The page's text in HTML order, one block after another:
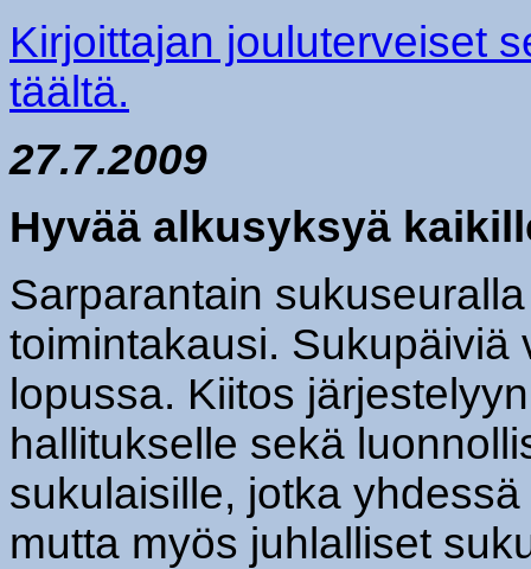
Kirjoittajan jouluterveiset
täältä.
27.7.2009
Hyvää alkusyksyä
Sarparantain
toimintakausi. Sukupäiviä
lopussa. Kiitos
hallitukselle sekä
sukulaisille, jotka
mutta myös juhlalliset